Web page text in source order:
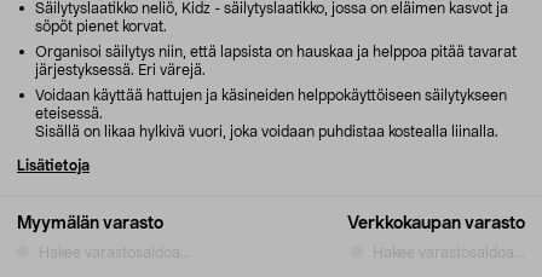
Myymälän varasto
Hakee varastosaldoa...
Verkkokaupan varasto
Hakee varastosaldoa...
Säilytyslaatikko neliö, Kidz - säilytyslaatikko, jossa on eläimen kasvot ja
söpöt pienet korvat.
Organisoi säilytys niin, että lapsista on hauskaa ja helppoa pitää tavarat
järjestyksessä. Eri värejä.
Voidaan käyttää hattujen ja käsineiden helppokäyttöiseen säilytykseen
eteisessä.
Sisällä on likaa hylkivä vuori, joka voidaan puhdistaa kostealla liinalla.
Lisätietoja